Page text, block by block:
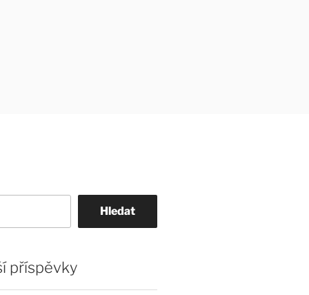
Hledat
příspěvky